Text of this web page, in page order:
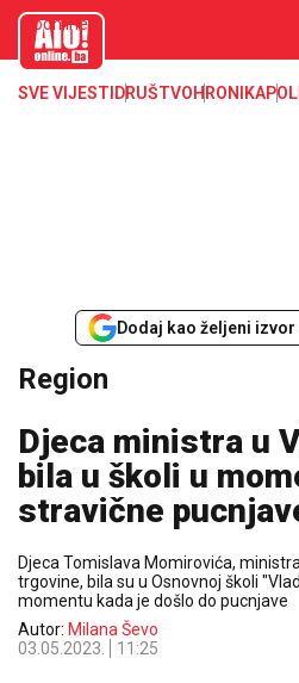
aloonline.b
SVE VIJESTI DRUŠTVOHRONIKA
Dodaj kao željeni
Region
Djeca ministra u
bila u školi u
stravične
Djeca Tomislava Momirovića,
trgovine, bila su u Osnovnoj školi
momentu kada je došlo do pucnjave
Autor: Milana Ševo
03.05.2023.
11:25